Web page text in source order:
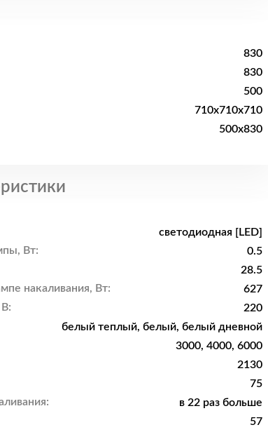
830
830
500
710x710x710
500x830
светодиодная [LED]
Вт:
0.5
28.5
накаливания, Вт:
627
220
белый теплый, белый, белый дневной
3000, 4000, 6000
2130
75
в 22 раз больше
57